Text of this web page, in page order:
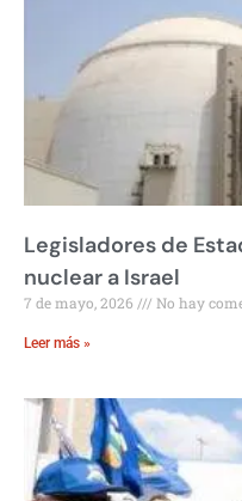
Legisladores de
nuclear a Israel
7 de mayo, 2026 No hay
Leer más »